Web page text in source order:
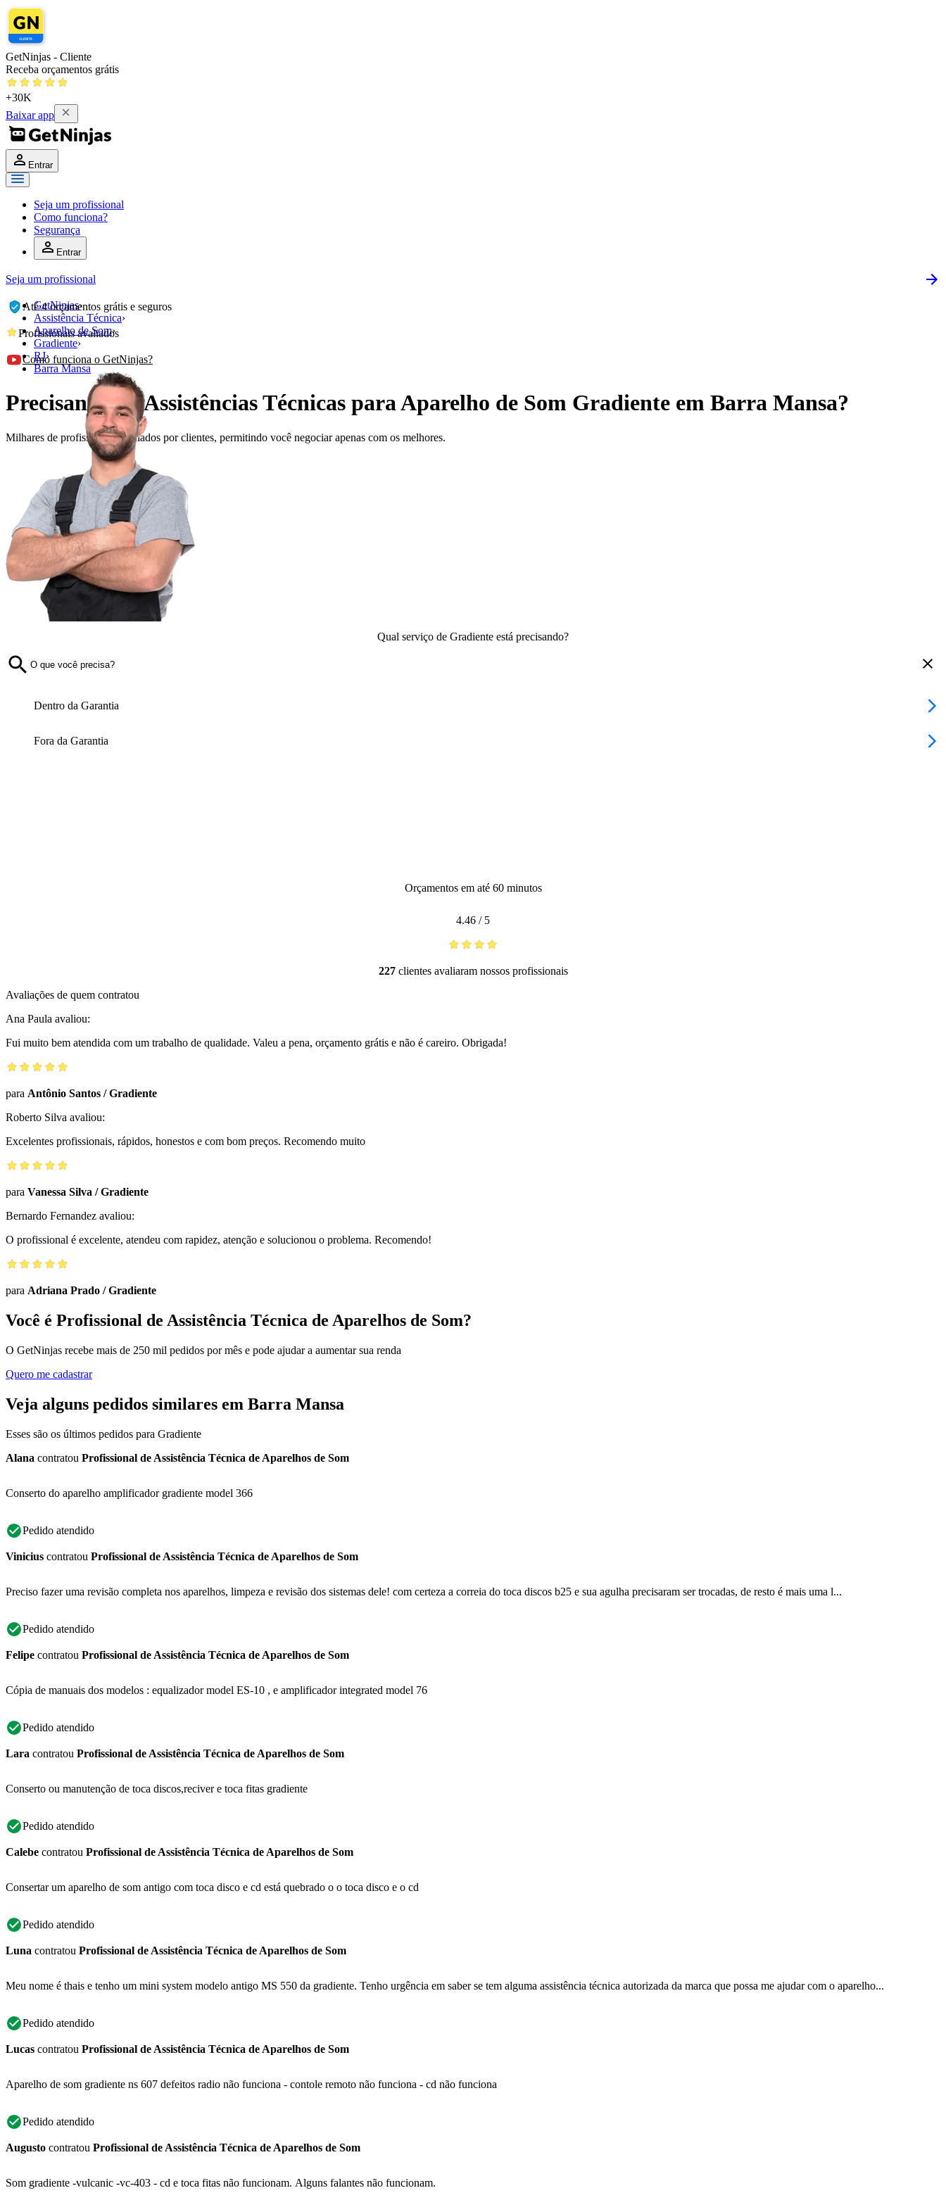
GetNinjas - Cliente
Receba orçamentos grátis
+30K
Baixar app
Entrar
Seja um profissional
Como funciona?
Segurança
Entrar
Seja um profissional
GetNinjas›
Assistência Técnica›
Aparelho de Som›
Gradiente›
RJ›
Barra Mansa
Precisando de Assistências Técnicas para Aparelho de Som Gradiente em Barra Mansa?
Milhares de profissionais avaliados por clientes, permitindo você negociar apenas com os melhores.
Até 4 orçamentos grátis e seguros
Profissionais avaliados
Como funciona o GetNinjas?
Qual serviço de Gradiente está precisando?
Dentro da Garantia
Fora da Garantia
Orçamentos em até 60 minutos
4.46 / 5
227clientes avaliaram nossos profissionais
Avaliações de quem contratou
Ana Paula avaliou:
Fui muito bem atendida com um trabalho de qualidade. Valeu a pena, orçamento grátis e não é careiro. Obrigada!
para Antônio Santos /Gradiente
Roberto Silva avaliou:
Excelentes profissionais, rápidos, honestos e com bom preços. Recomendo muito
para Vanessa Silva /Gradiente
Bernardo Fernandez avaliou:
O profissional é excelente, atendeu com rapidez, atenção e solucionou o problema. Recomendo!
para Adriana Prado /Gradiente
Você é Profissional de Assistência Técnica de Aparelhos de Som?
O GetNinjas recebe mais de 250 mil pedidos por mês e pode ajudar a aumentar sua renda
Quero me cadastrar
Veja alguns pedidos similares em Barra Mansa
Esses são os últimos pedidos para Gradiente
Alana contratou Profissional de Assistência Técnica de Aparelhos de Som
Conserto do aparelho amplificador gradiente model 366
Pedido atendido
Vinicius contratou Profissional de Assistência Técnica de Aparelhos de Som
Preciso fazer uma revisão completa nos aparelhos, limpeza e revisão dos sistemas dele! com certeza a correia do toca discos b25 e sua agulha precisaram ser trocadas, de resto é mais uma l...
Pedido atendido
Felipe contratou Profissional de Assistência Técnica de Aparelhos de Som
Cópia de manuais dos modelos : equalizador model ES-10 , e amplificador integrated model 76
Pedido atendido
Lara contratou Profissional de Assistência Técnica de Aparelhos de Som
Conserto ou manutenção de toca discos,reciver e toca fitas gradiente
Pedido atendido
Calebe contratou Profissional de Assistência Técnica de Aparelhos de Som
Consertar um aparelho de som antigo com toca disco e cd está quebrado o o toca disco e o cd
Pedido atendido
Luna contratou Profissional de Assistência Técnica de Aparelhos de Som
Meu nome é thais e tenho um mini system modelo antigo MS 550 da gradiente. Tenho urgência em saber se tem alguma assistência técnica autorizada da marca que possa me ajudar com o aparelho...
Pedido atendido
Lucas contratou Profissional de Assistência Técnica de Aparelhos de Som
Aparelho de som gradiente ns 607 defeitos radio não funciona - contole remoto não funciona - cd não funciona
Pedido atendido
Augusto contratou Profissional de Assistência Técnica de Aparelhos de Som
Som gradiente -vulcanic -vc-403 - cd e toca fitas não funcionam. Alguns falantes não funcionam.